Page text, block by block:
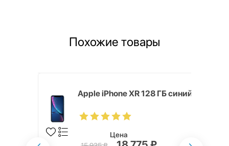
Похожие товары
Apple iPhone XR 128 ГБ синий
Цена